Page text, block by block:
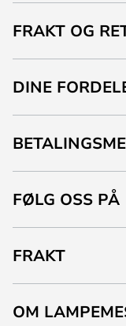
FRAKT OG
DINE
FØLG OSS PÅ
FRAKT
OM